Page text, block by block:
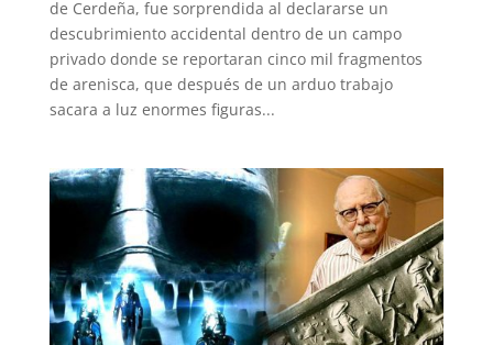
de Cerdeña, fue sorprendida al declararse un
descubrimiento accidental dentro de un campo
privado donde se reportaran cinco mil fragmentos
de arenisca, que después de un arduo trabajo
sacara a luz enormes figuras...